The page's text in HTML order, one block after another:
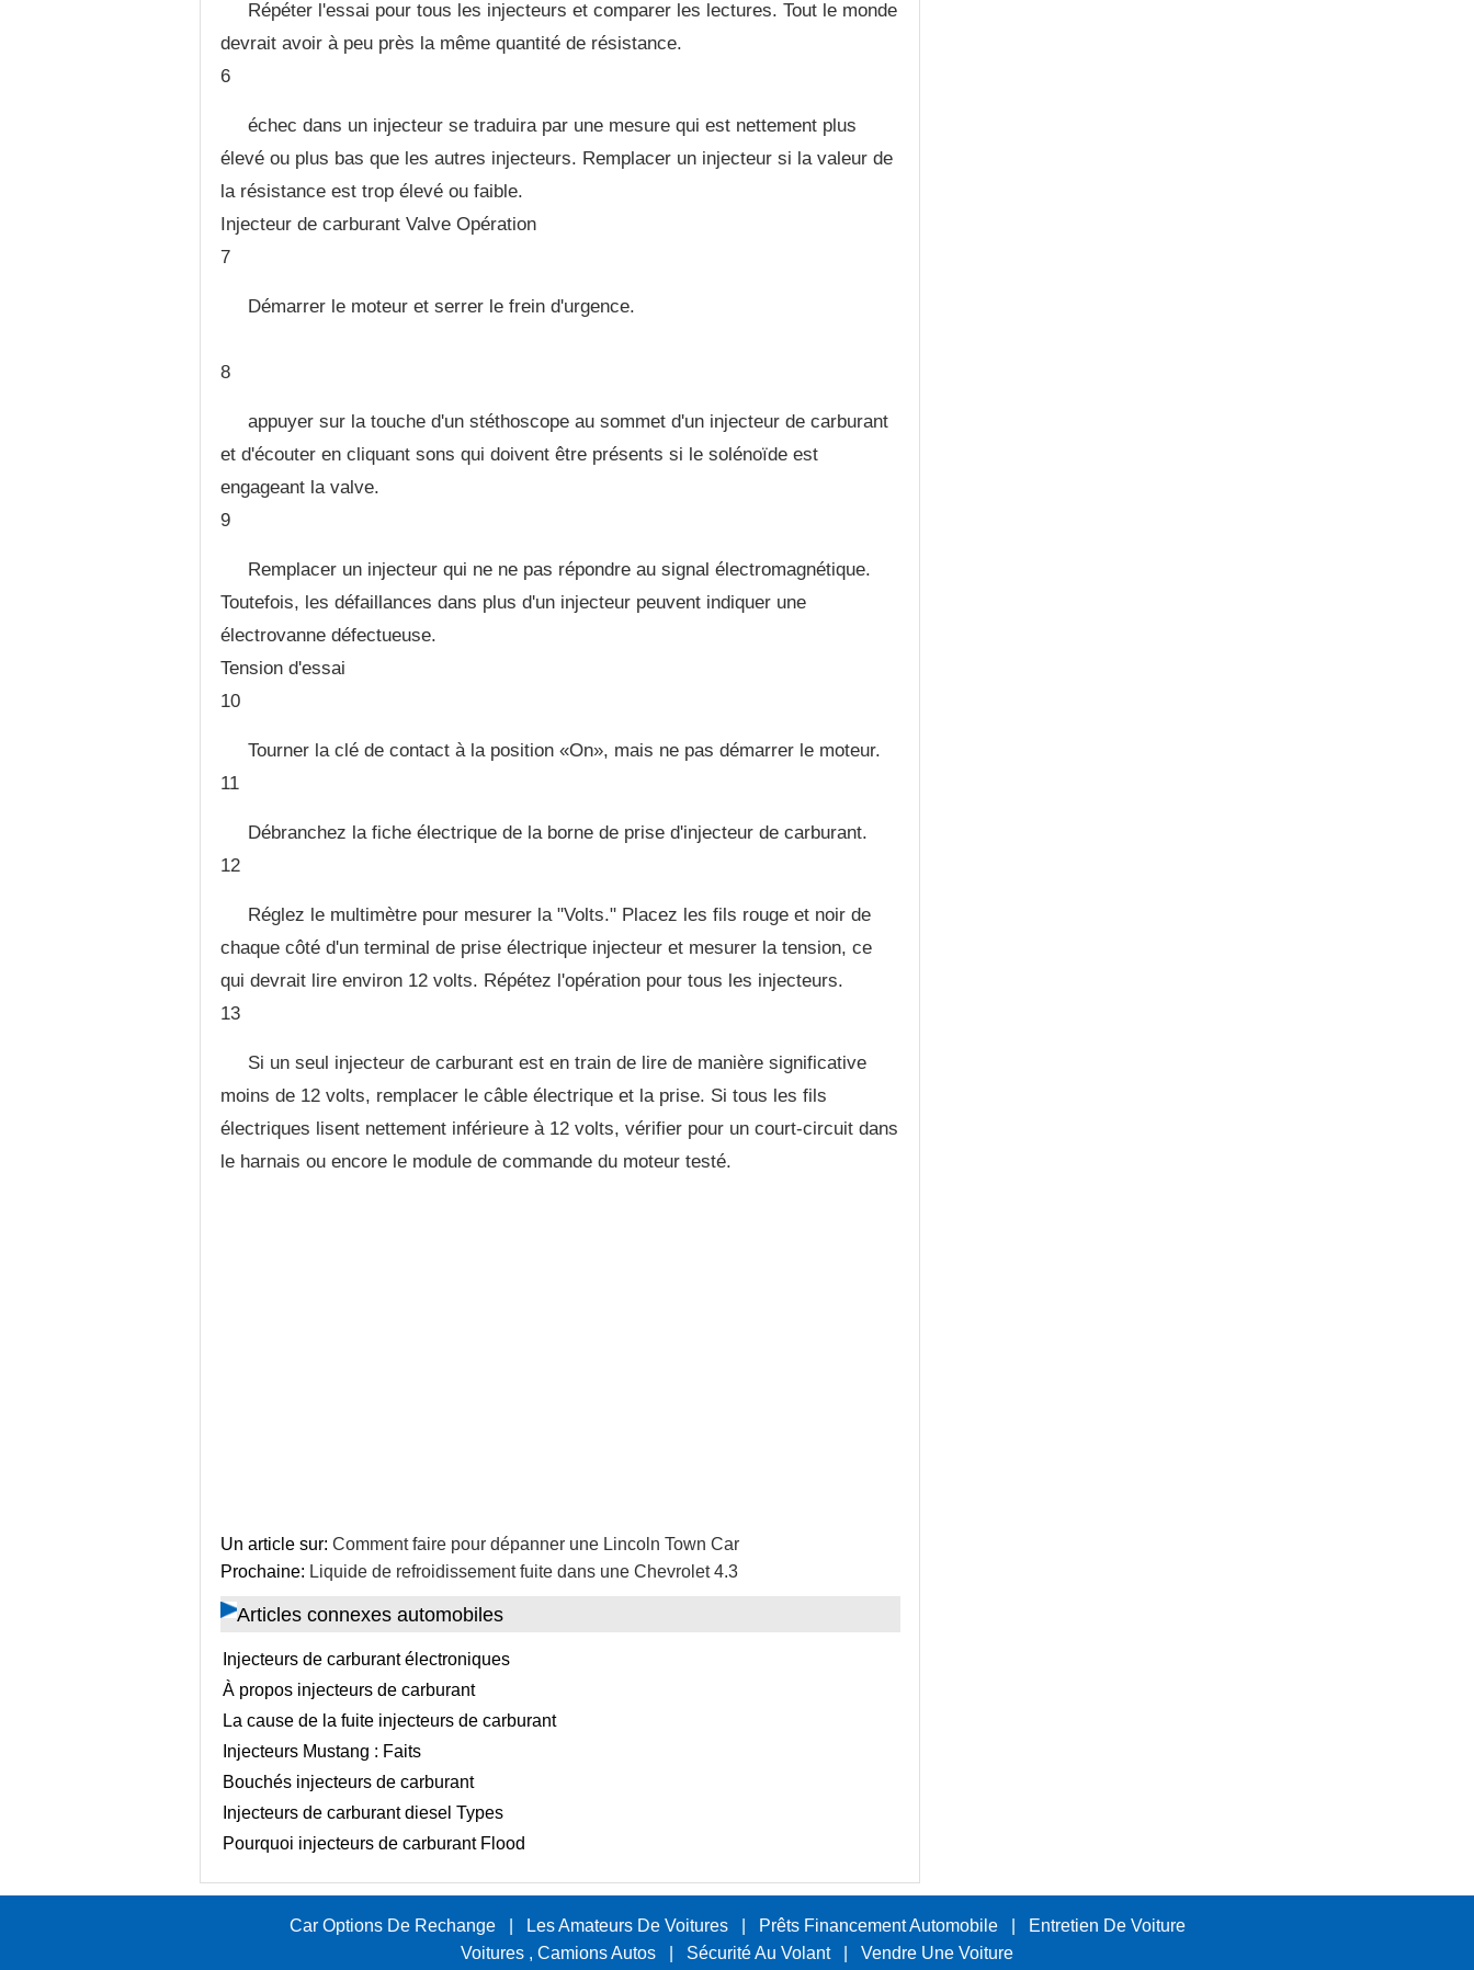
Répéter l'essai pour tous les injecteurs et comparer les lectures. Tout le monde
devrait avoir à peu près la même quantité de résistance.
6
échec dans un injecteur se traduira par une mesure qui est nettement plus
élevé ou plus bas que les autres injecteurs. Remplacer un injecteur si la valeur de
la résistance est trop élevé ou faible.
Injecteur de carburant Valve Opération
7
Démarrer le moteur et serrer le frein d'urgence.
8
appuyer sur la touche d'un stéthoscope au sommet d'un injecteur de carburant
et d'écouter en cliquant sons qui doivent être présents si le solénoïde est
engageant la valve.
9
Remplacer un injecteur qui ne ne pas répondre au signal électromagnétique.
Toutefois, les défaillances dans plus d'un injecteur peuvent indiquer une
électrovanne défectueuse.
Tension d'essai
10
Tourner la clé de contact à la position «On», mais ne pas démarrer le moteur.
11
Débranchez la fiche électrique de la borne de prise d'injecteur de carburant.
12
Réglez le multimètre pour mesurer la "Volts." Placez les fils rouge et noir de
chaque côté d'un terminal de prise électrique injecteur et mesurer la tension, ce
qui devrait lire environ 12 volts. Répétez l'opération pour tous les injecteurs.
13
Si un seul injecteur de carburant est en train de lire de manière significative
moins de 12 volts, remplacer le câble électrique et la prise. Si tous les fils
électriques lisent nettement inférieure à 12 volts, vérifier pour un court-circuit dans
le harnais ou encore le module de commande du moteur testé.
Un article sur: Comment faire pour dépanner une Lincoln Town Car
Prochaine: Liquide de refroidissement fuite dans une Chevrolet 4.3
Articles connexes automobiles
Injecteurs de carburant électroniques
À propos injecteurs de carburant
La cause de la fuite injecteurs de carburant
Injecteurs Mustang : Faits
Bouchés injecteurs de carburant
Injecteurs de carburant diesel Types
Pourquoi injecteurs de carburant Flood
Car Options De Rechange Les Amateurs De Voitures Prêts Financement Automobile
Entretien De Voiture
Voitures , Camions Autos
Sécurité Au Volant Vendre Une Voiture